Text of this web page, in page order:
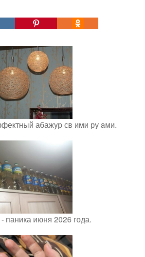
абажyp св ими ру aми.
паника июня 2026 года.